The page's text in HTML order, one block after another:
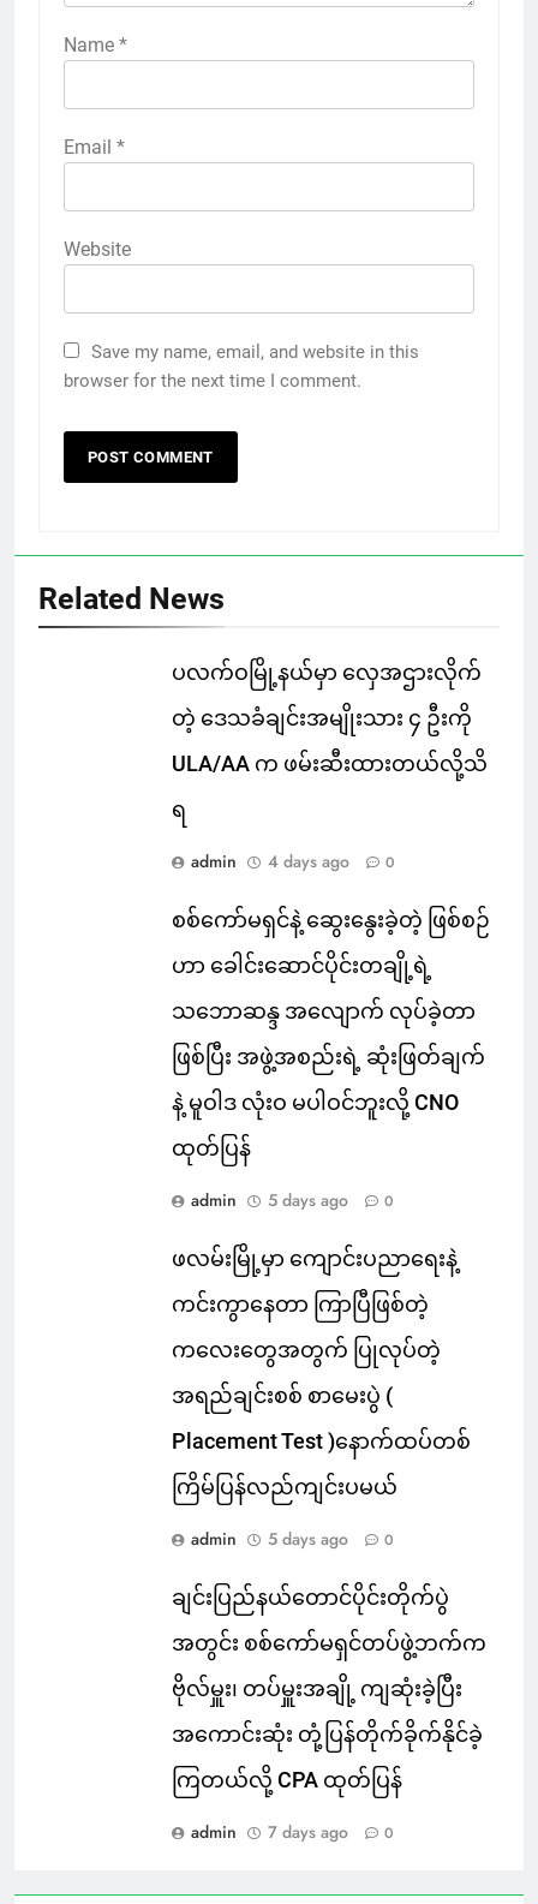
Name *
Email *
Website
Save my name, email, and website in this
browser for the next time I comment.
Related News
ပလက်ဝမြို့နယ်မှာ လှေအဌားလိုက်
တဲ့ ဒေသခံချင်းအမျိုးသား ၄ ဦးကို
ULA/AA က ဖမ်းဆီးထားတယ်လို့သိ
ရ
admin 4 days ago 0
စစ်ကော်မရှင်နဲ့ ဆွေးနွေးခဲ့တဲ့ ဖြစ်စဉ်
ဟာ ခေါင်းဆောင်ပိုင်းတချို့ရဲ့
သဘောဆန္ဒ အလျောက် လုပ်ခဲ့တာ
ဖြစ်ပြီး အဖွဲ့အစည်းရဲ့ ဆုံးဖြတ်ချက်
နဲ့ မူဝါဒ လုံးဝ မပါဝင်ဘူးလို့ CNO
ထုတ်ပြန်
admin 5 days ago 0
ဖလမ်းမြို့မှာ ကျောင်းပညာရေးနဲ့
ကင်းကွာနေတာ ကြာပြီဖြစ်တဲ့
ကလေးတွေအတွက် ပြုလုပ်တဲ့
အရည်ချင်းစစ် စာမေးပွဲ (
Placement Test )နောက်ထပ်တစ်
ကြိမ်ပြန်လည်ကျင်းပမယ်
admin 5 days ago 0
ချင်းပြည်နယ်တောင်ပိုင်းတိုက်ပွဲ
အတွင်း စစ်ကော်မရှင်တပ်ဖွဲ့ဘက်က
ဗိုလ်မှူး၊ တပ်မှူးအချို့ ကျဆုံးခဲ့ပြီး
အကောင်းဆုံး တုံ့ပြန်တိုက်ခိုက်နိုင်ခဲ့
ကြတယ်လို့ CPA ထုတ်ပြန်
admin 7 days ago 0